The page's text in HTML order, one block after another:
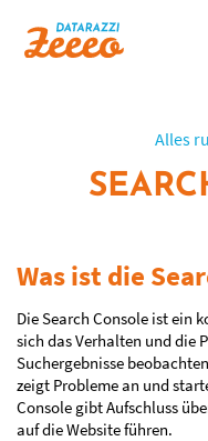
Alles
Was ist die
Die Search Console ist ein
sich das Verhalten und die
Suchergebnisse
zeigt Probleme an und
Console gibt Aufschluss
auf die Website führen.